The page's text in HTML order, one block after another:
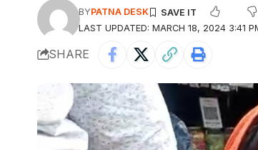
LAST UPDATED: MARCH 18, 2024 3:41
BYPATNA DESK
SHARE